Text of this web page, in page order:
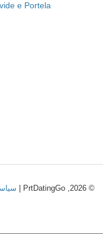
e Portela
© 2026, PrtDatingGo |